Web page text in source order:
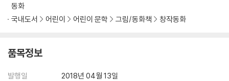
동화
국내도서
어린이 어린이 문학 그림/동화책 창작동화
품목정보
발행일
2018년 04월 13일